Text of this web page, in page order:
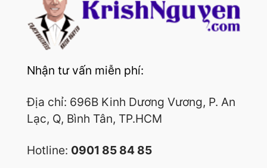
Nhận tư vấn miễn phí:
Địa chỉ: 696B Kinh Dương Vương, P. An
Lạc, Q, Bình Tân, TP.HCM
Hotline: 0901 85 84 85